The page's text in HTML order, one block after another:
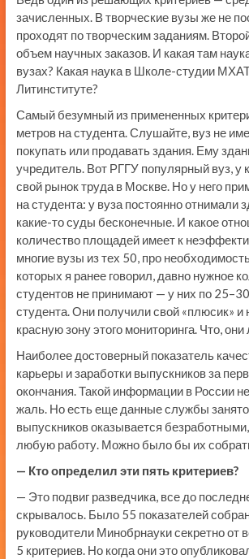
зачисленных. В творческие вузы же не
проходят по творческим заданиям.
объем научных заказов. И какая там
вузах? Какая наука в Школе-студии
Литинституте?
Самый безумный из примененных
метров на студента. Слушайте, вуз не
покупать или продавать здания. Ему
учредитель. Вот РГГУ популярный вуз, у
свой рынок труда в Москве. Но у него
на студента: у вуза постоянно отнимали
какие-то суды бесконечные. И какое
количество площадей имеет к
многие вузы из тех 50, про
которых я ранее говорил, давно нужное
студентов не принимают — у них по
студента. Они получили свой «плюсик» и
красную зону этого мониторинга. Что,
Наиболее достоверный показатель
карьеры и заработки выпускников за
окончания. Такой информации в России
жаль. Но есть еще данные службы
выпускников оказывается
любую работу. Можно было бы их
— Кто определил эти пять критериев?
— Это подвиг разведчика, все до
скрывалось. Было 55 показателей
руководители Минобрнауки секретно от
5 критериев. Но когда они это